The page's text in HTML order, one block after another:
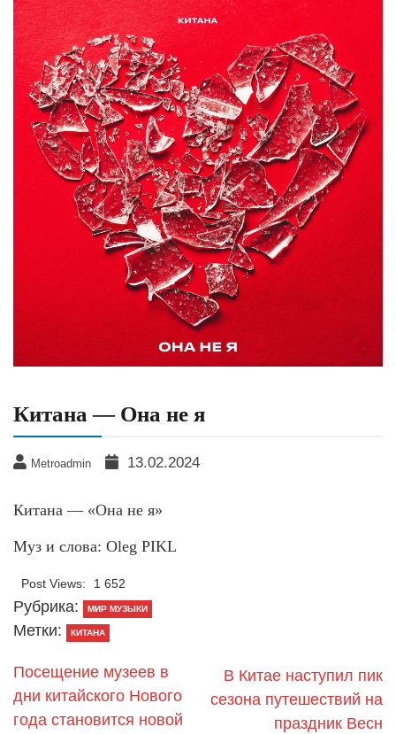
Китана — Она не я
Metroadmin 13.02.2024
Китана — «Она не я»
Муз и слова: Oleg PIKL
Post Views: 1 652
Рубрика: МИР МУЗЫКИ
Метки: КИТАНА
Посещение музеев в
дни китайского Нового
года становится новой
В Китае наступил пик
сезона путешествий на
праздник Весн